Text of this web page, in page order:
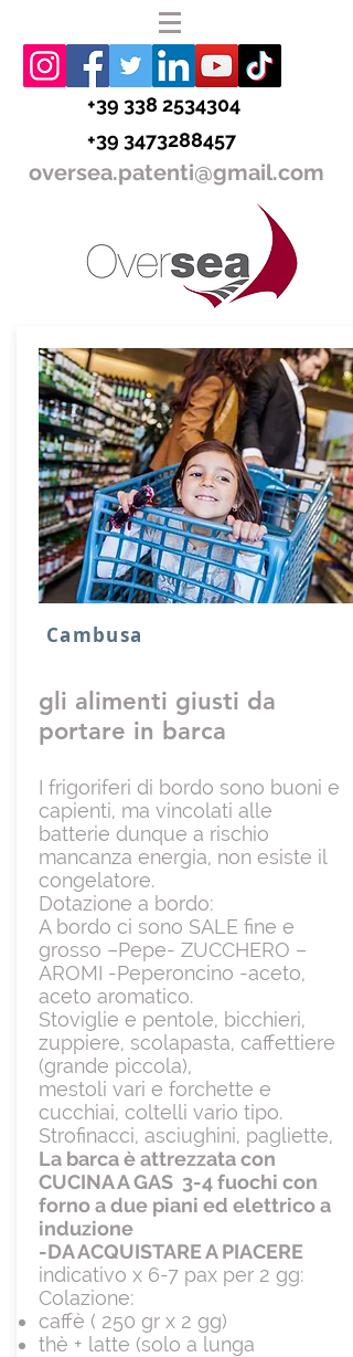
+39 338 2534304
+39 3473288457
oversea.patenti@gmail.com
Cambusa
gli alimenti giusti da
portare in barca
I frigoriferi di bordo sono buoni e
capienti, ma vincolati alle
batterie dunque a rischio
mancanza energia, non esiste il
congelatore.
Dotazione a bordo:
A bordo ci sono SALE fine e
grosso –Pepe- ZUCCHERO –
AROMI -Peperoncino -aceto,
aceto aromatico.
Stoviglie e pentole, bicchieri,
zuppiere, scolapasta, caffettiere
(grande piccola),
mestoli vari e forchette e
cucchiai, coltelli vario tipo.
Strofinacci, asciughini, pagliette,
La barca è attrezzata con
CUCINA A GAS 3-4 fuochi con
forno a due piani ed elettrico a
induzione
-DA ACQUISTARE A PIACERE
indicativo x 6-7 pax per 2 gg:
Colazione:
caffè ( 250 gr x 2 gg)
thè + latte (solo a lunga